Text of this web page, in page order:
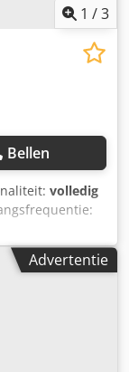
1 /3
Bellen
volledig
, Uitrusting:
Nr Uspfx Ap
WP
alle
deze
+ Service
met vele
Advertentie